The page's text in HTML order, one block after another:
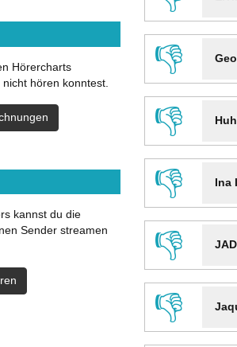
👎
👎
👎
Ina
👎
👎
Hörercharts
hören konntest.
kannst du die
Sender streamen